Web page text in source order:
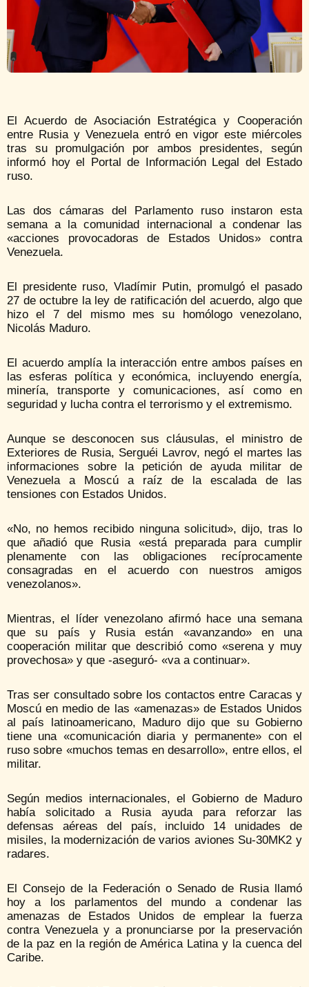
El Acuerdo de Asociación Estratégica y Cooperación
entre Rusia y Venezuela entró en vigor este miércoles
tras su promulgación por ambos presidentes, según
informó hoy el Portal de Información Legal del Estado
ruso.
Las dos cámaras del Parlamento ruso instaron esta
semana a la comunidad internacional a condenar las
«acciones provocadoras de Estados Unidos» contra
Venezuela.
El presidente ruso, Vladímir Putin, promulgó el pasado
27 de octubre la ley de ratificación del acuerdo, algo que
hizo el 7 del mismo mes su homólogo venezolano,
Nicolás Maduro.
El acuerdo amplía la interacción entre ambos países en
las esferas política y económica, incluyendo energía,
minería, transporte y comunicaciones, así como en
seguridad y lucha contra el terrorismo y el extremismo.
Aunque se desconocen sus cláusulas, el ministro de
Exteriores de Rusia, Serguéi Lavrov, negó el martes las
informaciones sobre la petición de ayuda militar de
Venezuela a Moscú a raíz de la escalada de las
tensiones con Estados Unidos.
«No, no hemos recibido ninguna solicitud», dijo, tras lo
que añadió que Rusia «está preparada para cumplir
plenamente con las obligaciones recíprocamente
consagradas en el acuerdo con nuestros amigos
venezolanos».
Mientras, el líder venezolano afirmó hace una semana
que su país y Rusia están «avanzando» en una
cooperación militar que describió como «serena y muy
provechosa» y que -aseguró- «va a continuar».
Tras ser consultado sobre los contactos entre Caracas y
Moscú en medio de las «amenazas» de Estados Unidos
al país latinoamericano, Maduro dijo que su Gobierno
tiene una «comunicación diaria y permanente» con el
ruso sobre «muchos temas en desarrollo», entre ellos, el
militar.
Según medios internacionales, el Gobierno de Maduro
había solicitado a Rusia ayuda para reforzar las
defensas aéreas del país, incluido 14 unidades de
misiles, la modernización de varios aviones Su-30MK2 y
radares.
El Consejo de la Federación o Senado de Rusia llamó
hoy a los parlamentos del mundo a condenar las
amenazas de Estados Unidos de emplear la fuerza
contra Venezuela y a pronunciarse por la preservación
de la paz en la región de América Latina y la cuenca del
Caribe.